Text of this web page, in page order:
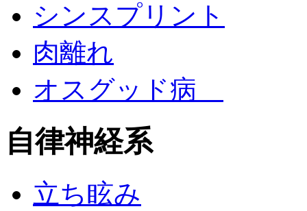
シンスプリント
肉離れ
オスグッド病
自律神経系
立ち眩み